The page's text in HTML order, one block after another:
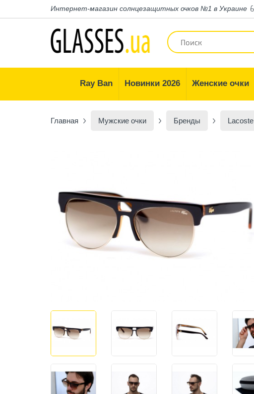
Интернет-магазин солнцезащитных очков №1 в Украине
Ray Ban Новинки 2026 Женские очки
Главная Мужские очки Бренды Lacoste